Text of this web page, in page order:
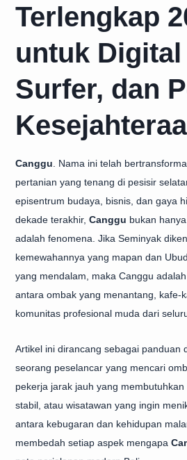
Terlengkap
untuk Digital
Surfer, dan
Canggu . Nama ini telah
pertanian yang tenang di pesisir
episentrum budaya, bisnis, dan gaya
dekade terakhir, Canggu bukan
adalah fenomena. Jika Seminyak
kemewahannya yang mapan dan
yang mendalam, maka Canggu
antara ombak yang menantang, kafe-
komunitas profesional muda dari
Artikel ini dirancang sebagai panduan
seorang peselancar yang mencari
pekerja jarak jauh yang
stabil, atau wisatawan yang ingin
antara kebugaran dan kehidupan
membedah setiap aspek mengapa